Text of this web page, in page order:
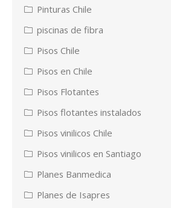
Pinturas Chile
piscinas de fibra
Pisos Chile
Pisos en Chile
Pisos Flotantes
Pisos flotantes instalados
Pisos vinilicos Chile
Pisos vinilicos en Santiago
Planes Banmedica
Planes de Isapres